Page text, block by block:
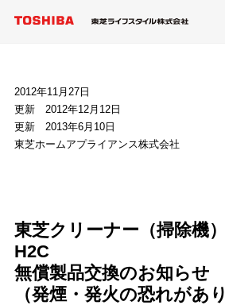
東芝クリーナー（掃除機
H2C
無償製品交換のお知らせ
（発煙・発火の恐れがあ
2012年11月27日
更新 2012年12月12日
更新 2013年6月10日
東芝ホームアプライアンス株式会社